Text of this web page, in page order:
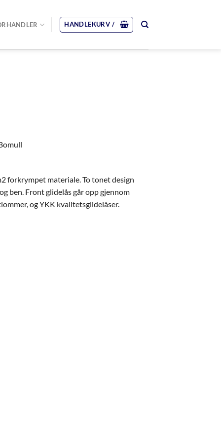
HANDLEKURV /
forkrympet materiale. To tonet design
ben. Front glidelås går opp gjennom
og YKK kvalitetsglidelåser.